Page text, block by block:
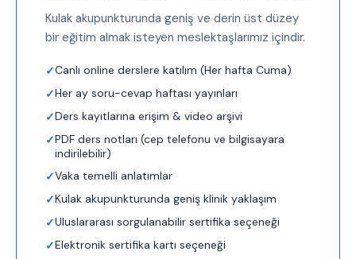
Kulak akupunkturunda geniş ve derin üst düzey
bir eğitim almak isteyen meslektaşlarımız içindir.
Canlı online derslere katılım (Her hafta Cuma)
Her ay soru-cevap haftası yayınları
Ders kayıtlarına erişim & video arşivi
PDF ders notları (cep telefonu ve bilgisayara
indirilebilir)
Vaka temelli anlatımlar
Kulak akupunkturunda geniş klinik yaklaşım
Uluslararası sorgulanabilir sertifika seçeneği
Elektronik sertifika kartı seçeneği